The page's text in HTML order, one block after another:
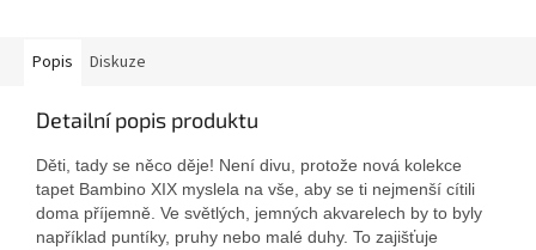
Popis Diskuze
Detailní popis produktu
Děti, tady se něco děje! Není divu, protože nová kolekce
tapet Bambino XIX myslela na vše, aby se ti nejmenší cítili
doma příjemně. Ve světlých, jemných akvarelech by to byly
například puntíky, pruhy nebo malé duhy. To zajišťuje